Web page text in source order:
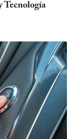
Tecnología